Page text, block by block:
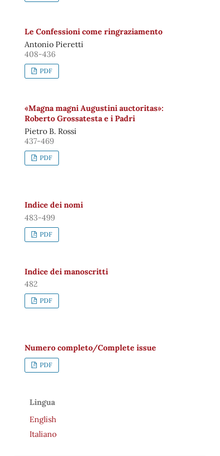
Le Confessioni come ringraziamento
Antonio Pieretti
408-436
PDF
«Magna magni Augustini auctoritas»:
Roberto Grossatesta e i Padri
Pietro B. Rossi
437-469
PDF
Indice dei nomi
483-499
PDF
Indice dei manoscritti
482
PDF
Numero completo/Complete issue
PDF
Lingua
English
Italiano